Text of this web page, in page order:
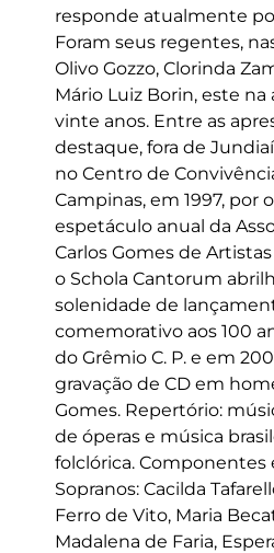
responde atualmente
Foram seus regentes,
Olivo Gozzo, Clorinda
Mário Luiz Borin, este na
vinte anos. Entre as
destaque, fora de
no Centro de
Campinas, em 1997, por
espetáculo anual da
Carlos Gomes de
o Schola Cantorum
solenidade de
comemorativo aos 100
do Grêmio C. P. e em
gravação de CD em
Gomes. Repertório:
de óperas e música
folclórica. Componentes
Sopranos: Cacilda
Ferro de Vito, Maria
Madalena de Faria,